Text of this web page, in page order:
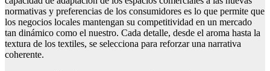
normativas y preferencias de los consumidores es lo que permite que
los negocios locales mantengan su competitividad en un mercado
tan dinámico como el nuestro. Cada detalle, desde el aroma hasta la
textura de los textiles, se selecciona para reforzar una narrativa
coherente.